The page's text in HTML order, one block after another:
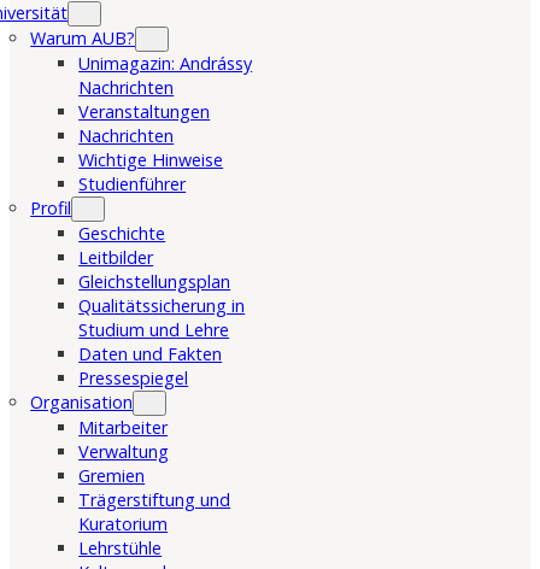
Warum AUB?
Unimagazin: Andrássy
Nachrichten
Veranstaltungen
Nachrichten
Wichtige Hinweise
Studienführer
Profil
Geschichte
Leitbilder
Gleichstellungsplan
Qualitätssicherung in
Studium und Lehre
Daten und Fakten
Pressespiegel
Organisation
Mitarbeiter
Verwaltung
Gremien
Trägerstiftung und
Kuratorium
Lehrstühle